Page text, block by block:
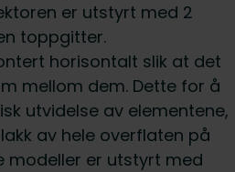
er utstyrt med 2
toppgitter.
horisontalt slik at det
mellom dem. Dette for å
utvidelse av elementene,
av hele overflaten på
modeller er utstyrt med